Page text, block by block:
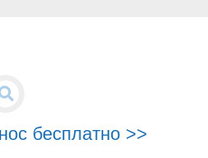
бесплатно >>